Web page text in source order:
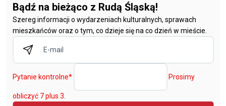
Bądź na bieżąco z Rudą Śląską!
Szereg informacji o wydarzeniach kulturalnych, sprawach
mieszkańców oraz o tym, co dzieje się na co dzień w mieście.
Pytanie kontrolne* Prosimy
obliczyć 7 plus 3.